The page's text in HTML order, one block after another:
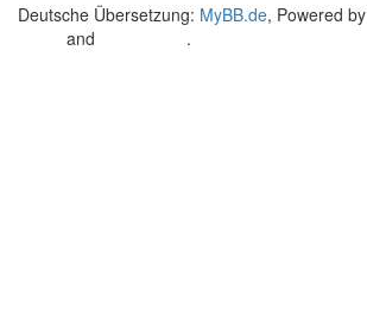
Deutsche Übersetzung: MyBB.de, Powered by
and .